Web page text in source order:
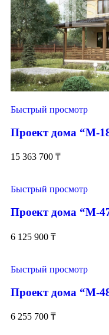
Быстрый просмотр
Проект дома “М-
15 363 700 ₸
Быстрый просмотр
Проект дома “М-
6 125 900 ₸
Быстрый просмотр
Проект дома “М-
6 255 700 ₸